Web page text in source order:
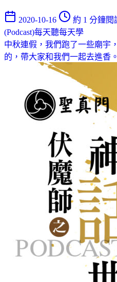
2020-10-16
約 1 分鐘閱
(Podcast)每天聽每天學
中秋連假，我們跑了一些廟宇
的，帶大家和我們一起去進香